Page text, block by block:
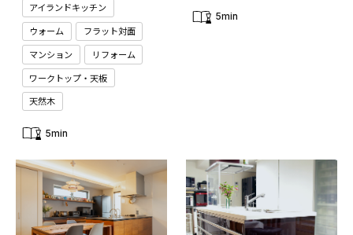
アイランドキッチン
ウォーム
フラット対面
マンション
リフォーム
ワークトップ・天板
天然木
5min
5min